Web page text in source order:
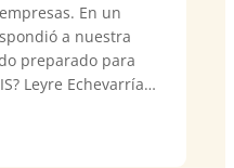
En un
a nuestra
preparado para
Leyre Echevarría…